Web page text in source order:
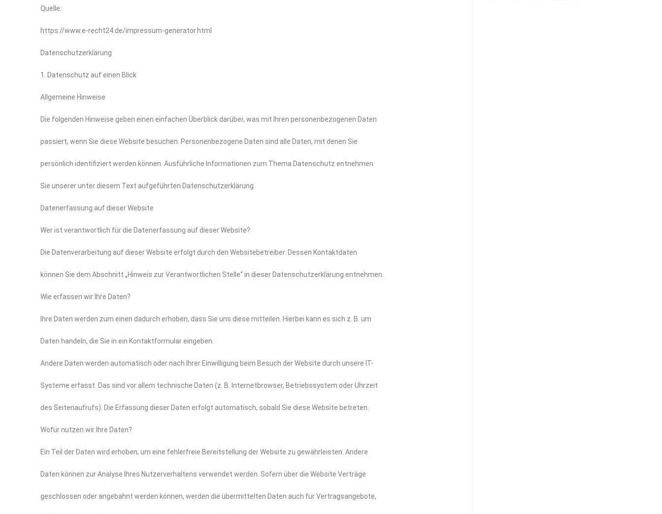
Quelle:
https://www.e-recht24.de/impressum-generator.html
Datenschutzerklärung
1. Datenschutz auf einen Blick
Allgemeine Hinweise
Die folgenden Hinweise geben einen einfachen Überblick darüber, was mit Ihren personenbezogenen Daten
passiert, wenn Sie diese Website besuchen. Personenbezogene Daten sind alle Daten, mit denen Sie
persönlich identifiziert werden können. Ausführliche Informationen zum Thema Datenschutz entnehmen
Sie unserer unter diesem Text aufgeführten Datenschutzerklärung.
Datenerfassung auf dieser Website
Wer ist verantwortlich für die Datenerfassung auf dieser Website?
Die Datenverarbeitung auf dieser Website erfolgt durch den Websitebetreiber. Dessen Kontaktdaten
können Sie dem Abschnitt „Hinweis zur Verantwortlichen Stelle“ in dieser Datenschutzerklärung entnehmen.
Wie erfassen wir Ihre Daten?
Ihre Daten werden zum einen dadurch erhoben, dass Sie uns diese mitteilen. Hierbei kann es sich z. B. um
Daten handeln, die Sie in ein Kontaktformular eingeben.
Andere Daten werden automatisch oder nach Ihrer Einwilligung beim Besuch der Website durch unsere IT-
Systeme erfasst. Das sind vor allem technische Daten (z. B. Internetbrowser, Betriebssystem oder Uhrzeit
des Seitenaufrufs). Die Erfassung dieser Daten erfolgt automatisch, sobald Sie diese Website betreten.
Wofür nutzen wir Ihre Daten?
Ein Teil der Daten wird erhoben, um eine fehlerfreie Bereitstellung der Website zu gewährleisten. Andere
Daten können zur Analyse Ihres Nutzerverhaltens verwendet werden. Sofern über die Website Verträge
geschlossen oder angebahnt werden können, werden die übermittelten Daten auch für Vertragsangebote,